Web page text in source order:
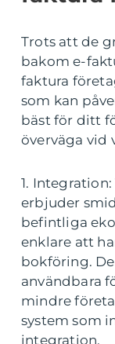
Trots att de
bakom e-
faktura
som kan
bäst för ditt
överväga vid
1.
erbjuder
befintliga
enklare att
bokföring.
användbara
mindre
system som
integration.